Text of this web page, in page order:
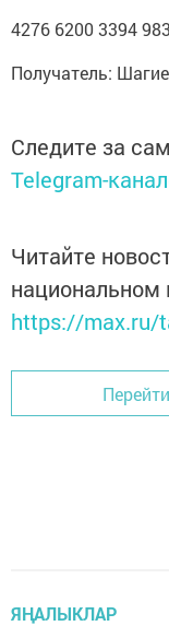
4276 6200 3394
Получатель:
Следите за
Telegram-
Читайте
https://max.ru/
ЯҢАЛЫКЛАР